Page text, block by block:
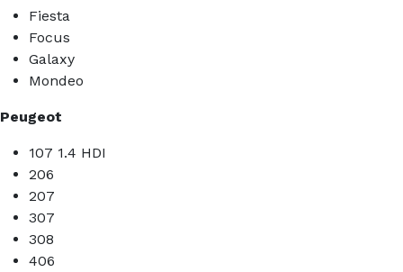
Fiesta
Focus
Galaxy
Mondeo
Peugeot
107 1.4 HDI
206
207
307
308
406